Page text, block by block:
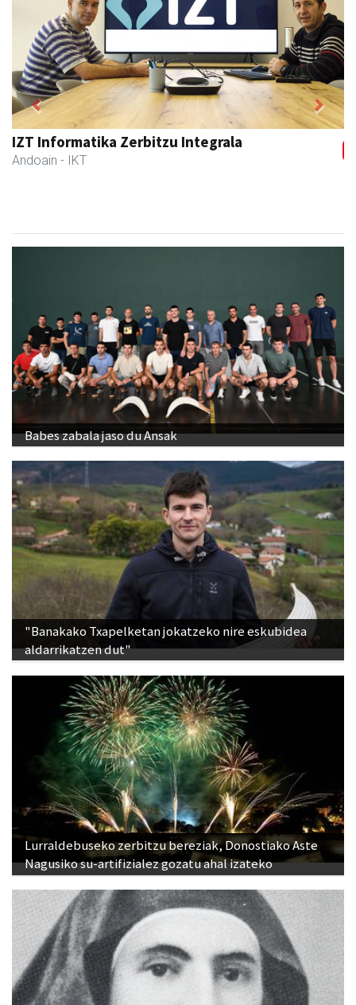
IZT Informatika Zerbitzu Integrala
Andoain - IKT
Previous Next
Babes zabala jaso du Ansak
"Banakako Txapelketan jokatzeko nire eskubidea
aldarrikatzen dut"
Lurraldebuseko zerbitzu bereziak, Donostiako Aste
Nagusiko su-artifizialez gozatu ahal izateko